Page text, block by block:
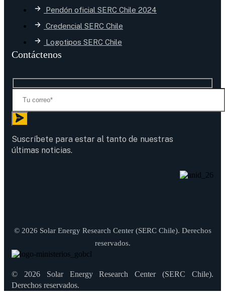
Pendón oficial SERC Chile 2024
Credencial SERC Chile
Logotipos SERC Chile
Contáctenos
Suscríbete para estar al tanto de nuestras
últimas noticias.
© 2026 Solar Energy Research Center (SERC Chile). Derechos
reservados.
© 2026 Solar Energy Research Center (SERC Chile).
Derechos reservados.